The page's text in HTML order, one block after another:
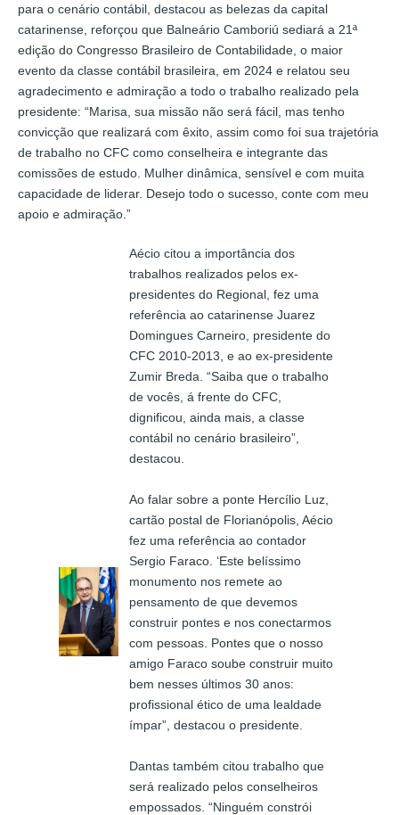
para o cenário contábil, destacou as belezas da capital
catarinense, reforçou que Balneário Camboriú sediará a 21ª
edição do Congresso Brasileiro de Contabilidade, o maior
evento da classe contábil brasileira, em 2024 e relatou seu
agradecimento e admiração a todo o trabalho realizado pela
presidente: “Marisa, sua missão não será fácil, mas tenho
convicção que realizará com êxito, assim como foi sua trajetória
de trabalho no CFC como conselheira e integrante das
comissões de estudo. Mulher dinâmica, sensível e com muita
capacidade de liderar. Desejo todo o sucesso, conte com meu
apoio e admiração.”
Aécio citou a importância dos
trabalhos realizados pelos ex-
presidentes do Regional, fez uma
referência ao catarinense Juarez
Domingues Carneiro, presidente do
CFC 2010-2013, e ao ex-presidente
Zumir Breda. “Saiba que o trabalho
de vocês, á frente do CFC,
dignificou, ainda mais, a classe
contábil no cenário brasileiro”,
destacou.
Ao falar sobre a ponte Hercílio Luz,
cartão postal de Florianópolis, Aécio
fez uma referência ao contador
Sergio Faraco. ‘Este belíssimo
monumento nos remete ao
pensamento de que devemos
construir pontes e nos conectarmos
com pessoas. Pontes que o nosso
amigo Faraco soube construir muito
bem nesses últimos 30 anos:
profissional ético de uma lealdade
ímpar”, destacou o presidente.
Dantas também citou trabalho que
será realizado pelos conselheiros
empossados. “Ninguém constrói